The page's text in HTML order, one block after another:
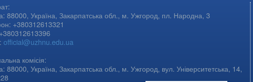
88000, Україна, Закарпатська обл., м. Ужгород, пл. Народна, 3
+380312613321
official@uzhnu.edu.ua
комісія:
88000, Україна, Закарпатська обл., м. Ужгород, вул. Університетська, 14,